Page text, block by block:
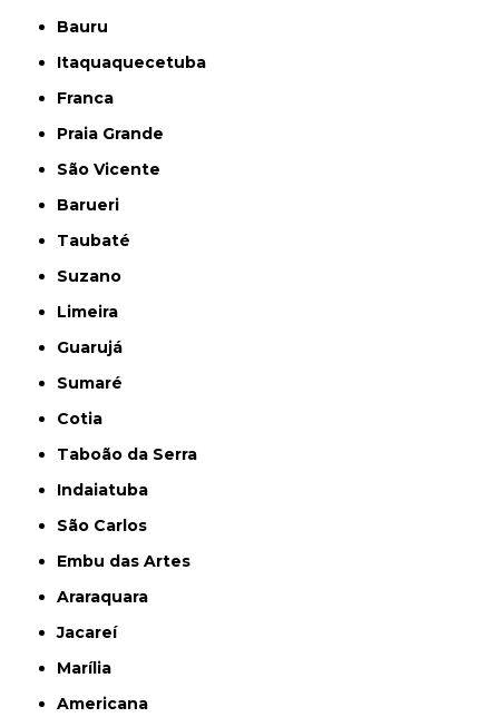
Bauru
Itaquaquecetuba
Franca
Praia Grande
São Vicente
Barueri
Taubaté
Suzano
Limeira
Guarujá
Sumaré
Cotia
Taboão da Serra
Indaiatuba
São Carlos
Embu das Artes
Araraquara
Jacareí
Marília
Americana